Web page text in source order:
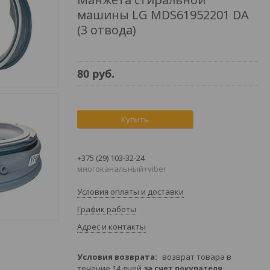
машины LG MDS61952201 DA
(3 отвода)
80 руб.
Купить
+375 (29) 103-32-24
многоканальный+viber
Условия оплаты и доставки
График работы
Адрес и контакты
возврат товара в